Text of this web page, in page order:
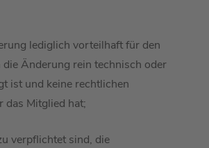
lediglich vorteilhaft für den
die Änderung rein technisch oder
ist und keine rechtlichen
das Mitglied hat;
verpflichtet sind, die